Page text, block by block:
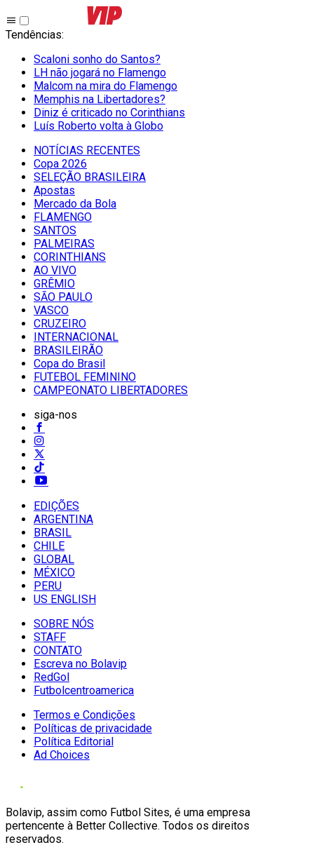
Tendências:
Scaloni sonho do Santos?
LH não jogará no Flamengo
Malcom na mira do Flamengo
Memphis na Libertadores?
Diniz é criticado no Corinthians
Luís Roberto volta à Globo
NOTÍCIAS RECENTES
Copa 2026
SELEÇÃO BRASILEIRA
Apostas
Mercado da Bola
FLAMENGO
SANTOS
PALMEIRAS
CORINTHIANS
AO VIVO
GRÊMIO
SĀO PAULO
VASCO
CRUZEIRO
INTERNACIONAL
BRASILEIRÃO
Copa do Brasil
FUTEBOL FEMININO
CAMPEONATO LIBERTADORES
siga-nos
EDIÇÕES
ARGENTINA
BRASIL
CHILE
GLOBAL
MÉXICO
PERU
US ENGLISH
SOBRE NÓS
STAFF
CONTATO
Escreva no Bolavip
RedGol
Futbolcentroamerica
Termos e Condições
Políticas de privacidade
Política Editorial
Ad Choices
Bolavip, assim como Futbol Sites, é uma empresa
pertencente à Better Collective. Todos os direitos
reservados.